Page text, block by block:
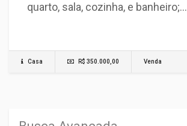
quarto, sala, cozinha, e banheiro;…
Casa R$ 350.000,00 Venda